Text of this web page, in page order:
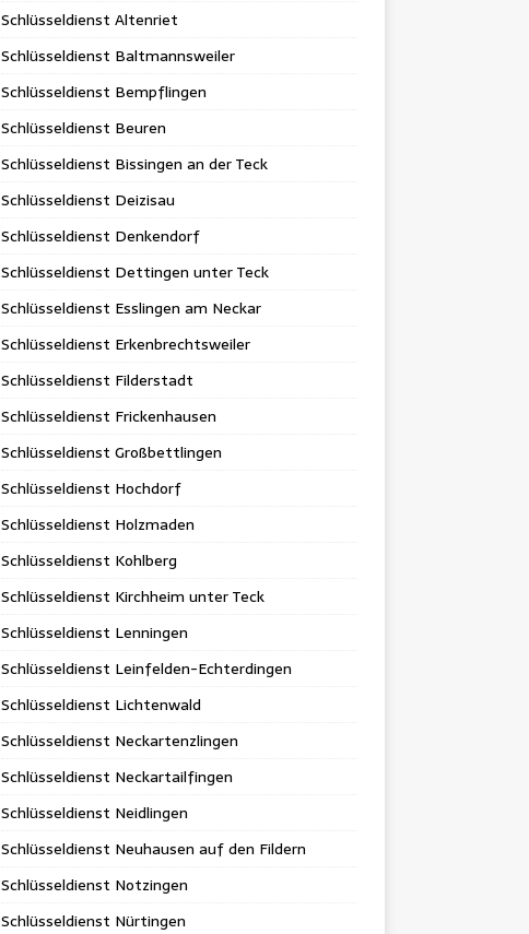
Schlüsseldienst Altenriet
Schlüsseldienst Baltmannsweiler
Schlüsseldienst Bempflingen
Schlüsseldienst Beuren
Schlüsseldienst Bissingen an der Teck
Schlüsseldienst Deizisau
Schlüsseldienst Denkendorf
Schlüsseldienst Dettingen unter Teck
Schlüsseldienst Esslingen am Neckar
Schlüsseldienst Erkenbrechtsweiler
Schlüsseldienst Filderstadt
Schlüsseldienst Frickenhausen
Schlüsseldienst Großbettlingen
Schlüsseldienst Hochdorf
Schlüsseldienst Holzmaden
Schlüsseldienst Kohlberg
Schlüsseldienst Kirchheim unter Teck
Schlüsseldienst Lenningen
Schlüsseldienst Leinfelden-Echterdingen
Schlüsseldienst Lichtenwald
Schlüsseldienst Neckartenzlingen
Schlüsseldienst Neckartailfingen
Schlüsseldienst Neidlingen
Schlüsseldienst Neuhausen auf den Fildern
Schlüsseldienst Notzingen
Schlüsseldienst Nürtingen